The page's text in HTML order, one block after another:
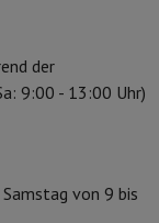
der
9:00 - 13:00 Uhr)
von 9 bis